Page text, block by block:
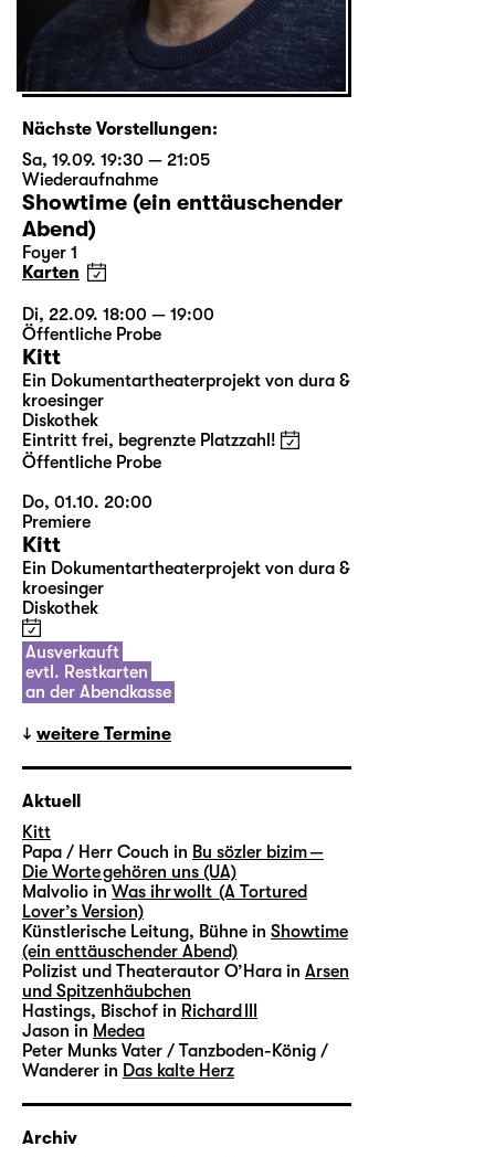
Nächste Vorstellungen:
Sa, 19.09. 19:30 — 21:05
Wiederaufnahme
Showtime (ein enttäuschender
Abend)
Foyer 1
Karten
Di, 22.09. 18:00 — 19:00
Öffentliche Probe
Kitt
Ein Dokumentartheaterprojekt von dura &
kroesinger
Diskothek
Eintritt frei, begrenzte Platzzahl!
Öffentliche Probe
Do, 01.10. 20:00
Premiere
Kitt
Ein Dokumentartheaterprojekt von dura &
kroesinger
Diskothek
Ausverkauft
evtl. Restkarten
an der Abendkasse
weitere Termine
Aktuell
Kitt
Papa / Herr Couch in Bu sözler bizim —
Die Worte gehören uns (UA)
Malvolio in Was ihr wollt (A Tortured
Lover’s Version)
Künstlerische Leitung, Bühne in Showtime
(ein enttäuschender Abend)
Polizist und Theaterautor O’Hara in Arsen
und Spitzenhäubchen
Hastings, Bischof in Richard III
Jason in Medea
Peter Munks Vater / Tanzboden-König /
Wanderer in Das kalte Herz
Archiv